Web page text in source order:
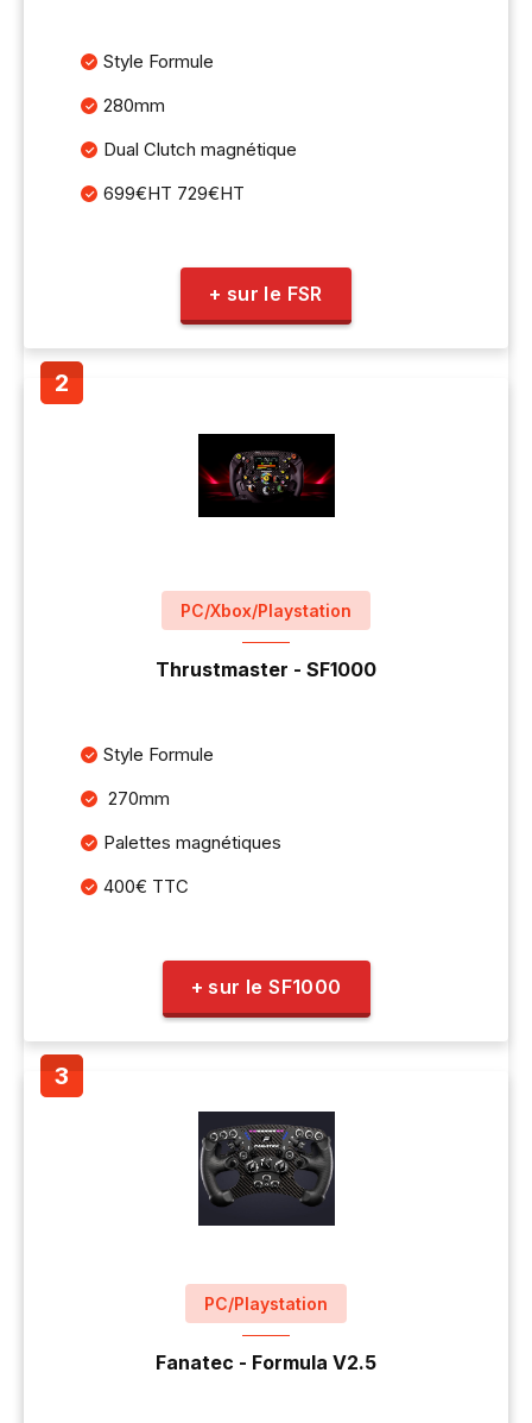
Style Formule
280mm
Dual Clutch magnétique
699€HT 729€HT
+ sur le FSR
PC/Xbox/Playstation
Thrustmaster - SF1000
Style Formule
270mm
Palettes magnétiques
400€ TTC
+ sur le SF1000
PC/Playstation
Fanatec - Formula V2.5